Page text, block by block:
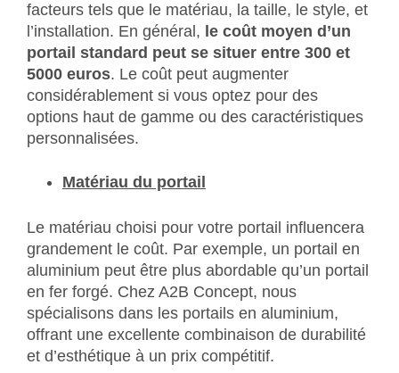
facteurs tels que le matériau, la taille, le style, et
l’installation. En général, le coût moyen d’un
portail standard peut se situer entre 300 et
5000 euros. Le coût peut augmenter
considérablement si vous optez pour des
options haut de gamme ou des caractéristiques
personnalisées.
Matériau du portail
Le matériau choisi pour votre portail influencera
grandement le coût. Par exemple, un portail en
aluminium peut être plus abordable qu’un portail
en fer forgé. Chez A2B Concept, nous
spécialisons dans les portails en aluminium,
offrant une excellente combinaison de durabilité
et d’esthétique à un prix compétitif.